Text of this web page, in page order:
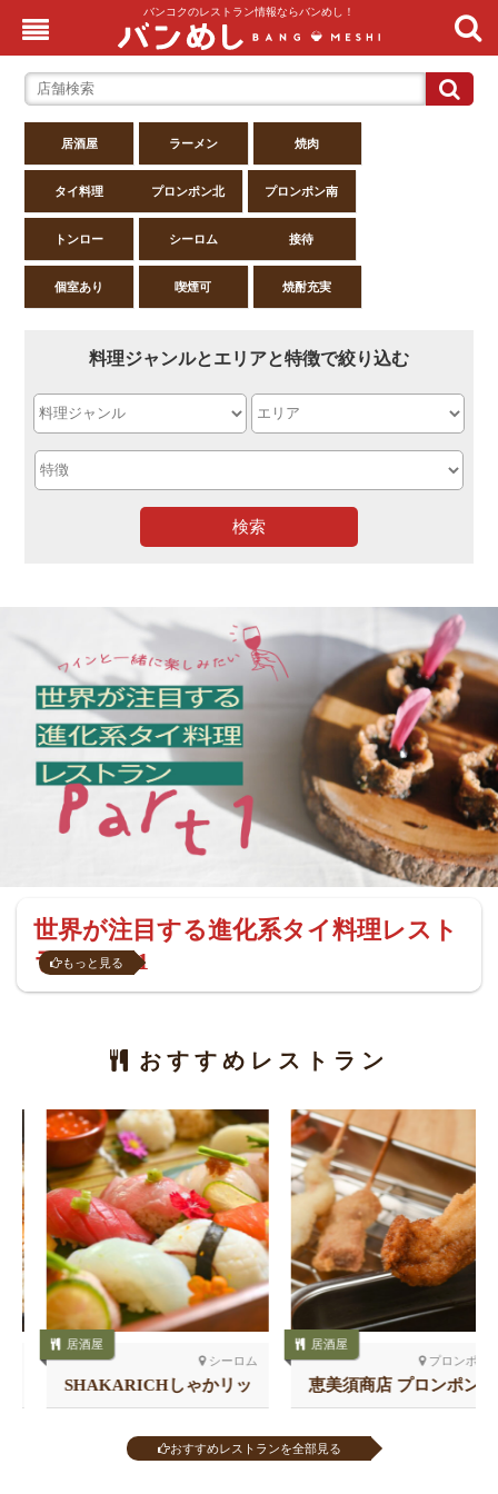
バンコクのレストラン情報ならバンめし！
居酒屋 ラーメン 焼肉
タイ料理 プロンポン北 プロンポン南
トンロー シーロム 接待
個室あり 喫煙可 焼酎充実
料理ジャンルとエリアと特徴で絞り込む
検索
世界が注目する進化系タイ料理レスト
ラン Part1
もっと見る
おすすめレストラン
シーロム
居酒屋
SHAKARICHしゃかリッ
チ スラウォン
プロンポン北
居酒屋
恵美須商店 プロンポン店
おすすめレストランを全部見る